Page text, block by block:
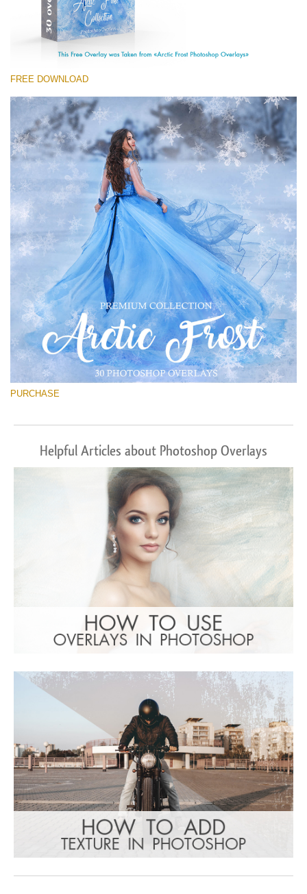
Descarga gratis
FREE DOWNLOAD
PURCHASE
Helpful Articles about Photoshop Overlays